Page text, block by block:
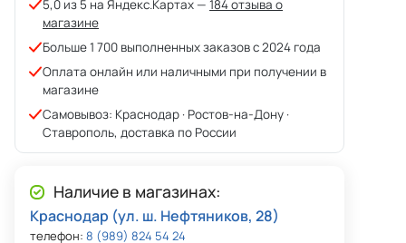
5,0 из 5 на Яндекс.Картах — 184 отзыва о
магазине
Больше 1 700 выполненных заказов с 2024 года
Оплата онлайн или наличными при получении в
магазине
Самовывоз: Краснодар · Ростов-на-Дону ·
Ставрополь, доставка по России
Наличие в магазинах:
Краснодар (ул. ш. Нефтяников, 28)
телефон: 8 (989) 824 54 24